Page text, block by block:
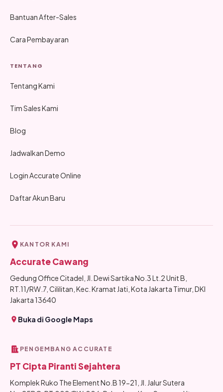
Bantuan After-Sales
Cara Pembayaran
TENTANG
Tentang Kami
Tim Sales Kami
Blog
Jadwalkan Demo
Login Accurate Online
Daftar Akun Baru
KANTOR KAMI
Accurate Cawang
Gedung Office Citadel, Jl. Dewi Sartika No.3 Lt.2 Unit B,
RT.11/RW.7, Cililitan, Kec. Kramat Jati, Kota Jakarta Timur, DKI
Jakarta 13640
Buka di Google Maps
PENGEMBANG ACCURATE
PT Cipta Piranti Sejahtera
Komplek Ruko The Element No.B 19-21, Jl. Jalur Sutera